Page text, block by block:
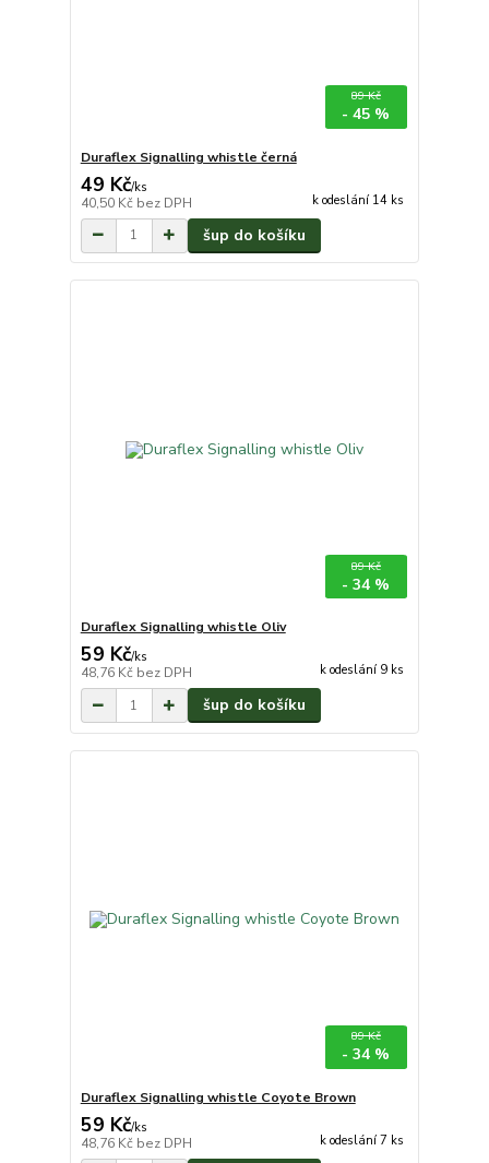
89 Kč
- 45 %
Duraflex Signalling whistle černá
49 Kč/ks
40,50 Kč bez DPH k odeslání 14 ks
šup do košíku
89 Kč
- 34 %
Duraflex Signalling whistle Oliv
59 Kč/ks
48,76 Kč bez DPH k odeslání 9 ks
šup do košíku
89 Kč
- 34 %
Duraflex Signalling whistle Coyote Brown
59 Kč/ks
48,76 Kč bez DPH k odeslání 7 ks